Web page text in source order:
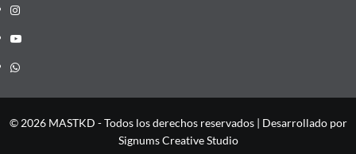
Instagram
YouTube
Whatsapp